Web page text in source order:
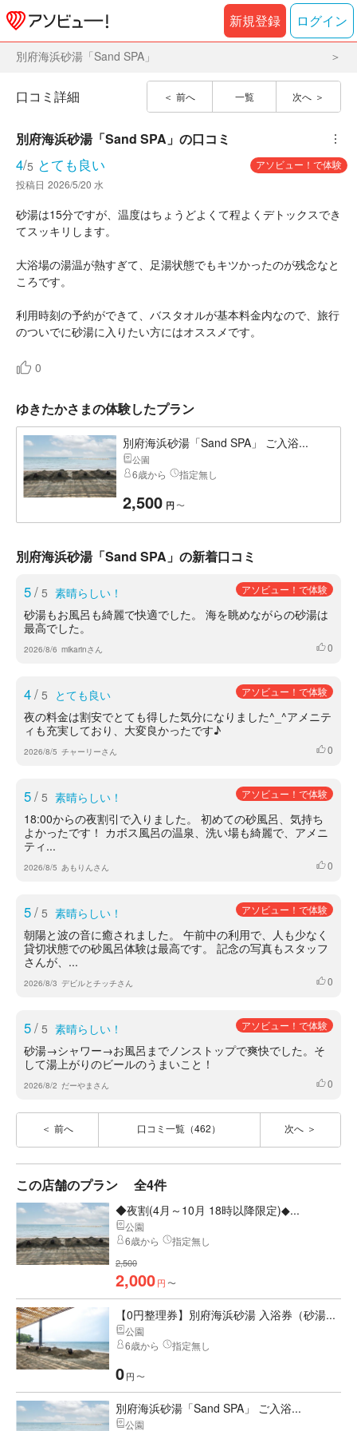
新規登録 ログイン
別府海浜砂湯「Sand SPA」
前へ 一覧 次へ
口コミ詳細
別府海浜砂湯「Sand SPA」 の口コミ ︙
4/5 とても良い
アソビュー！で体験
投稿日 2026/5/20 水
砂湯は15分ですが、温度はちょうどよくて程よくデトックスでき
てスッキリします。
大浴場の湯温が熱すぎて、足湯状態でもキツかったのが残念なと
ころです。
利用時刻の予約ができて、バスタオルが基本料金内なので、旅行
のついでに砂湯に入りたい方にはオススメです。
0
ゆきたかさまの体験したプラン
別府海浜砂湯「Sand SPA」 ご入浴...
公園
6歳から 指定無し
2,500 円 〜
別府海浜砂湯「Sand SPA」の新着口コミ
5/ 5 素晴らしい！ アソビュー！で体験
砂湯もお風呂も綺麗で快適でした。 海を眺めながらの砂湯は
最高でした。
2026/8/6 mikarinさん いいね
0
4/ 5 とても良い アソビュー！で体験
夜の料金は割安でとても得した気分になりました^_^アメニテ
ィも充実しており、大変良かったです♪
2026/8/5 チャーリーさん いいね
0
5/ 5 素晴らしい！ アソビュー！で体験
18:00からの夜割引で入りました。 初めての砂風呂、気持ち
よかったです！ カボス風呂の温泉、洗い場も綺麗で、アメニ
ティ...
2026/8/5 あもりんさん いいね
0
5/ 5 素晴らしい！ アソビュー！で体験
朝陽と波の音に癒されました。 午前中の利用で、人も少なく
貸切状態での砂風呂体験は最高です。 記念の写真もスタッフ
さんが、...
2026/8/3 デビルとチッチさん いいね
0
5/ 5 素晴らしい！ アソビュー！で体験
砂湯→シャワー→お風呂までノンストップで爽快でした。そ
して湯上がりのビールのうまいこと！
2026/8/2 だーやまさん いいね
0
前へ 口コミ一覧（462） 次へ
この店舗のプラン 全4件
◆夜割(4月～10月 18時以降限定)◆...
公園
6歳から
指定無し
2,500
2,000円 〜
【0円整理券】別府海浜砂湯 入浴券（砂湯...
公園
6歳から
指定無し
0円 〜
別府海浜砂湯「Sand SPA」 ご入浴...
公園